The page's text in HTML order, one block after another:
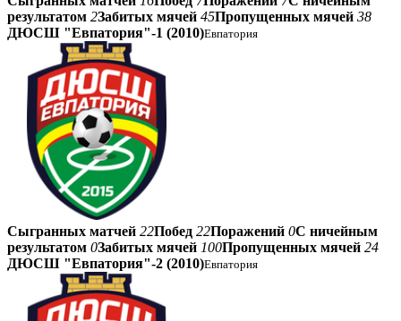
результатом 2Забитых мячей 45Пропущенных мячей 38
ДЮСШ "Евпатория"-1 (2010)Евпатория
Сыгранных матчей 22Побед 22Поражений 0С ничейным
результатом 0Забитых мячей 100Пропущенных мячей 24
ДЮСШ "Евпатория"-2 (2010)Евпатория